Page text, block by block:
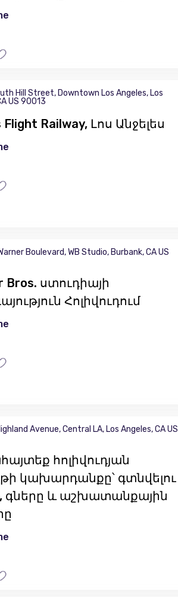
Hill Street, Downtown Los Angeles, Los
US 90013
Flight Railway, Լոս Անջելես
Boulevard, WB Studio, Burbank, CA US
Bros. ստուդիայի
Հոլիվուդում
Avenue, Central LA, Los Angeles, CA US
հոլիվուդյան
կախարդանքը՝ գտնվելու
գները և աշխատանքային